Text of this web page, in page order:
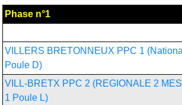
Phase n°1
VILLERS BRETONNEUX PPC 1
Poule D)
VILL-BRETX PPC 2 (REGIONALE 2
1 Poule L)